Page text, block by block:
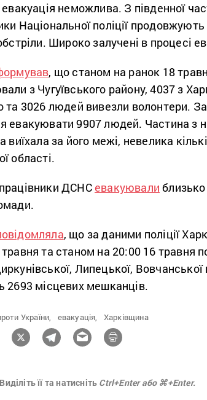
неможлива. З південної
Національної поліції
Широко залучені в процесі
, що станом на ранок 18
з Чугуївського району, 4037 з
та 3026 людей вивезли волонтери.
евакуювати 9907 людей. Частина з
виїхала за його межі, невелика
області.
ДСНС евакуювали
, що за даними поліції
та станом на 20:00 16 травня
Липецької,
2693 місцевих мешканців.
України, евакуація,
Харківщина
її та натисніть Ctrl+Enter або ⌘+Enter.